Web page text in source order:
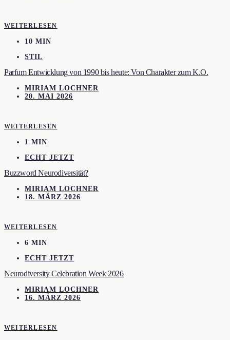
WEITERLESEN
10 MIN
STIL
Parfum Entwicklung von 1990 bis heute: Von Charakter zum K.O.
MIRIAM LOCHNER
20. MAI 2026
WEITERLESEN
1 MIN
ECHT JETZT
Buzzword Neurodiversität?
MIRIAM LOCHNER
18. MÄRZ 2026
WEITERLESEN
6 MIN
ECHT JETZT
Neurodiversity Celebration Week 2026
MIRIAM LOCHNER
16. MÄRZ 2026
WEITERLESEN